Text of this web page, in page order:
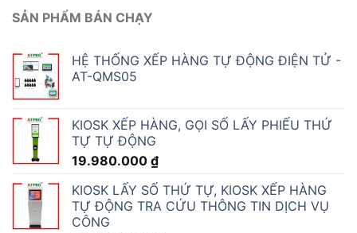
SẢN PHẨM BÁN CHẠY
HỆ THỐNG XẾP HÀNG TỰ ĐỘNG ĐIỆN TỬ -
AT-QMS05
KIOSK XẾP HÀNG, GỌI SỐ LẤY PHIẾU THỨ
TỰ TỰ ĐỘNG
19.980.000 ₫
KIOSK LẤY SỐ THỨ TỰ, KIOSK XẾP HÀNG
TỰ ĐỘNG TRA CỨU THÔNG TIN DỊCH VỤ
CÔNG